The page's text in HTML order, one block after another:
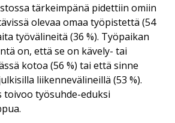
tärkeimpänä pidettiin omiin
olevaa omaa työpistettä (54
työvälineitä (36 %). Työpaikan
on, että se on kävely- tai
kotoa (56 %) tai että sinne
liikennevälineillä (53 %).
toivoo työsuhde-eduksi